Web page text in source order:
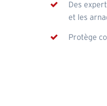
Des
et les
Protège